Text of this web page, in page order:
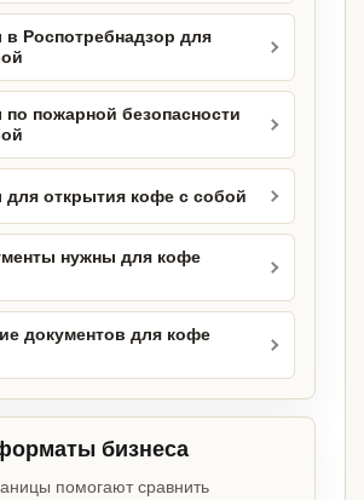
в Роспотребнадзор для
пожарной безопасности
для открытия кофе с собой
нужны для кофе
документов для кофе
бизнеса
помогают сравнить